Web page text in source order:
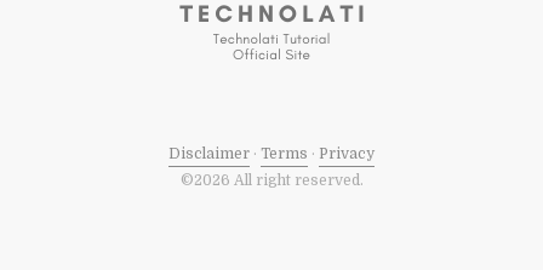
Disclaimer · Terms · Privacy
©2026 All right reserved.